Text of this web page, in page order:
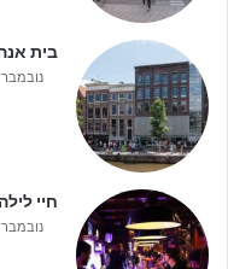
בית
נובמבר 29, 2020
חיי
נובמבר 29, 2020